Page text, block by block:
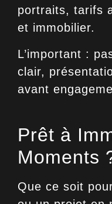
portraits, tarifs
et immobilier.
L’important :
clair,
avant
Prêt à
Moments
Que ce soit